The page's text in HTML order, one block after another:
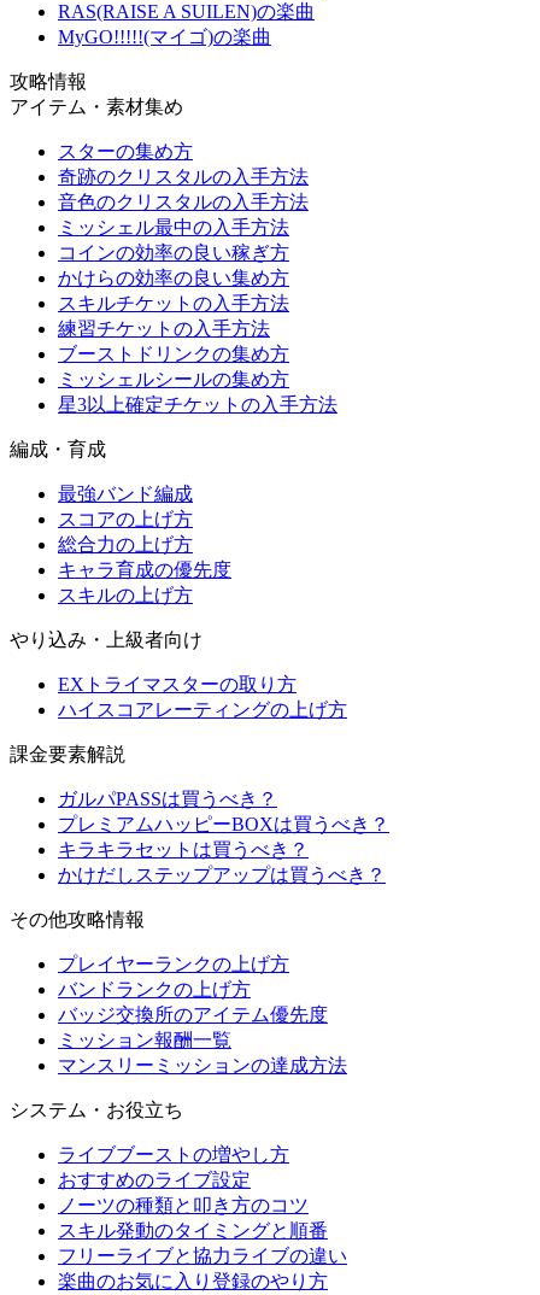
RAS(RAISE A SUILEN)の楽曲
MyGO!!!!!(マイゴ)の楽曲
攻略情報
アイテム・素材集め
スターの集め方
奇跡のクリスタルの入手方法
音色のクリスタルの入手方法
ミッシェル最中の入手方法
コインの効率の良い稼ぎ方
かけらの効率の良い集め方
スキルチケットの入手方法
練習チケットの入手方法
ブーストドリンクの集め方
ミッシェルシールの集め方
星3以上確定チケットの入手方法
編成・育成
最強バンド編成
スコアの上げ方
総合力の上げ方
キャラ育成の優先度
スキルの上げ方
やり込み・上級者向け
EXトライマスターの取り方
ハイスコアレーティングの上げ方
課金要素解説
ガルパPASSは買うべき？
プレミアムハッピーBOXは買うべき？
キラキラセットは買うべき？
かけだしステップアップは買うべき？
その他攻略情報
プレイヤーランクの上げ方
バンドランクの上げ方
バッジ交換所のアイテム優先度
ミッション報酬一覧
マンスリーミッションの達成方法
システム・お役立ち
ライブブーストの増やし方
おすすめのライブ設定
ノーツの種類と叩き方のコツ
スキル発動のタイミングと順番
フリーライブと協力ライブの違い
楽曲のお気に入り登録のやり方